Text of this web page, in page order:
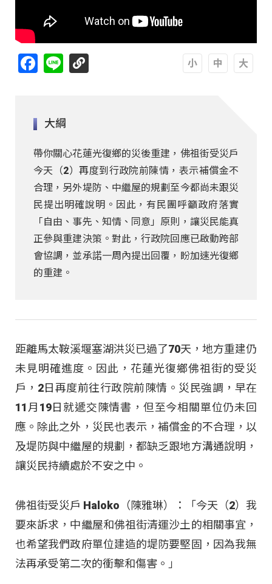
Facebook
Line
大綱
帶你關心花蓮光復鄉的災後重建，佛祖街受災戶
今天（2）再度到行政院前陳情，表示補償金不
合理，另外堤防、中繼屋的規劃至今都尚未跟災
民提出明確說明。因此，有民團呼籲政府落實
「自由、事先、知情、同意」原則，讓災民能真
正參與重建決策。對此，行政院回應已啟動跨部
會協調，並承諾一周內提出回覆，盼加速光復鄉
的重建。
距離馬太鞍溪堰塞湖洪災已過了70天，地方重建仍
未見明確進度。因此，花蓮光復鄉佛祖街的受災
戶，2日再度前往行政院前陳情。災民強調，早在
11月19日就遞交陳情書，但至今相關單位仍未回
應。除此之外，災民也表示，補償金的不合理，以
及堤防與中繼屋的規劃，都缺乏跟地方溝通說明，
讓災民持續處於不安之中。
佛祖街受災戶 Haloko（陳雅琳）：「今天（2）我
要來訴求，中繼屋和佛祖街清運沙土的相關事宜，
也希望我們政府單位建造的堤防要堅固，因為我無
法再承受第二次的衝擊和傷害。」